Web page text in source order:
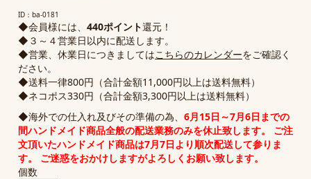
ID：ba-0181
◆会員様には、 440ポイント還元！
◆３～４営業日以内に配送します。
◆営業、休業日につきましてはこちらのカレンダーをご確認く
ださい。
◆送料一律800円（合計金額11,000円以上は送料無料）
◆ネコポス330円（合計金額3,300円以上は送料無料）
◆海外での仕入れ及びその準備の為、 6月15日～7月6日までの
間ハンドメイド商品全般の配送業務のみを休止致します。 ご注
文頂いたハンドメイド商品は7月7日より順次配送して参りま
す。 ご迷惑をおかけしますがよろしくお願い致します。
個数